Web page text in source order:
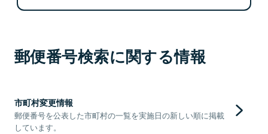
郵便番号検索に関する情報
市町村変更情報
郵便番号を公表した市町村の一覧を実施日の新しい順に掲載
しています。